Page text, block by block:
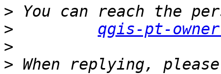
>
>
qgis-pt-
>
> When replying,